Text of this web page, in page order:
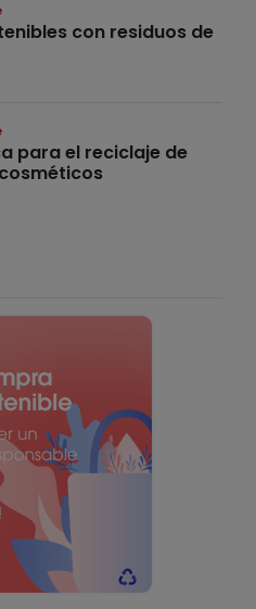
con residuos de
para el reciclaje de